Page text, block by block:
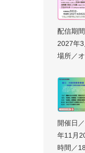
配信期
2027年
場所／
開催日
年11月
時間／